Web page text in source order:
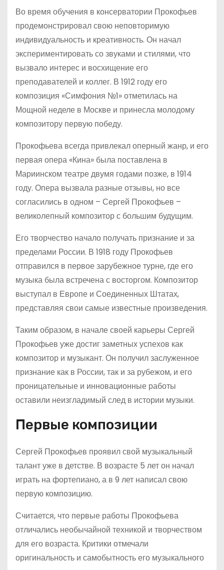
Во время обучения в консерватории Прокофьев
продемонстрировал свою неповторимую
индивидуальность и креативность. Он начал
экспериментировать со звуками и стилями, что
вызвало интерес и восхищение его
преподавателей и коллег. В 1912 году его
композиция «Симфония №1» отметилась на
Мощной неделе в Москве и принесла молодому
композитору первую победу.
Прокофьева всегда привлекал оперный жанр, и его
первая опера «Кина» была поставлена в
Мариинском театре двумя годами позже, в 1914
году. Опера вызвала разные отзывы, но все
согласились в одном – Сергей Прокофьев –
великолепный композитор с большим будущим.
Его творчество начало получать признание и за
пределами России. В 1918 году Прокофьев
отправился в первое зарубежное турне, где его
музыка была встречена с восторгом. Композитор
выступал в Европе и Соединенных Штатах,
представляя свои самые известные произведения.
Таким образом, в начале своей карьеры Сергей
Прокофьев уже достиг заметных успехов как
композитор и музыкант. Он получил заслуженное
признание как в России, так и за рубежом, и его
проницательные и инновационные работы
оставили неизгладимый след в истории музыки.
Первые композиции
Сергей Прокофьев проявил свой музыкальный
талант уже в детстве. В возрасте 5 лет он начал
играть на фортепиано, а в 9 лет написал свою
первую композицию.
Считается, что первые работы Прокофьева
отличались необычайной техникой и творчеством
для его возраста. Критики отмечали
оригинальность и самобытность его музыкального